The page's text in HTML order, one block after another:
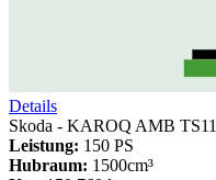
Details
Skoda - KAROQ AMB
Leistung: 150 PS
Hubraum: 1500cm³